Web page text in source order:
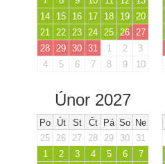
14
15 16 17 18 19
20
21
22 23 24 25 26
27
28
29 30 31 1 2
3
4
5 6 7 8 9 10
Únor 2027
Po Út St Čt Pá So Ne
25
26 27 28 29 30
31
1
2 3 4 5 6
7